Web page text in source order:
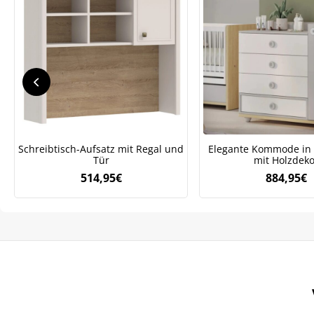
Schreibtisch-Aufsatz mit Regal und
Tür
514,95€
Elegante Kommode
mit
884,95€